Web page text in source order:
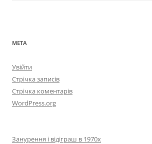
МЕТА
Увійти
Стрічка записів
Стрічка коментарів
WordPress.org
Занурення і відіграш в 1970х